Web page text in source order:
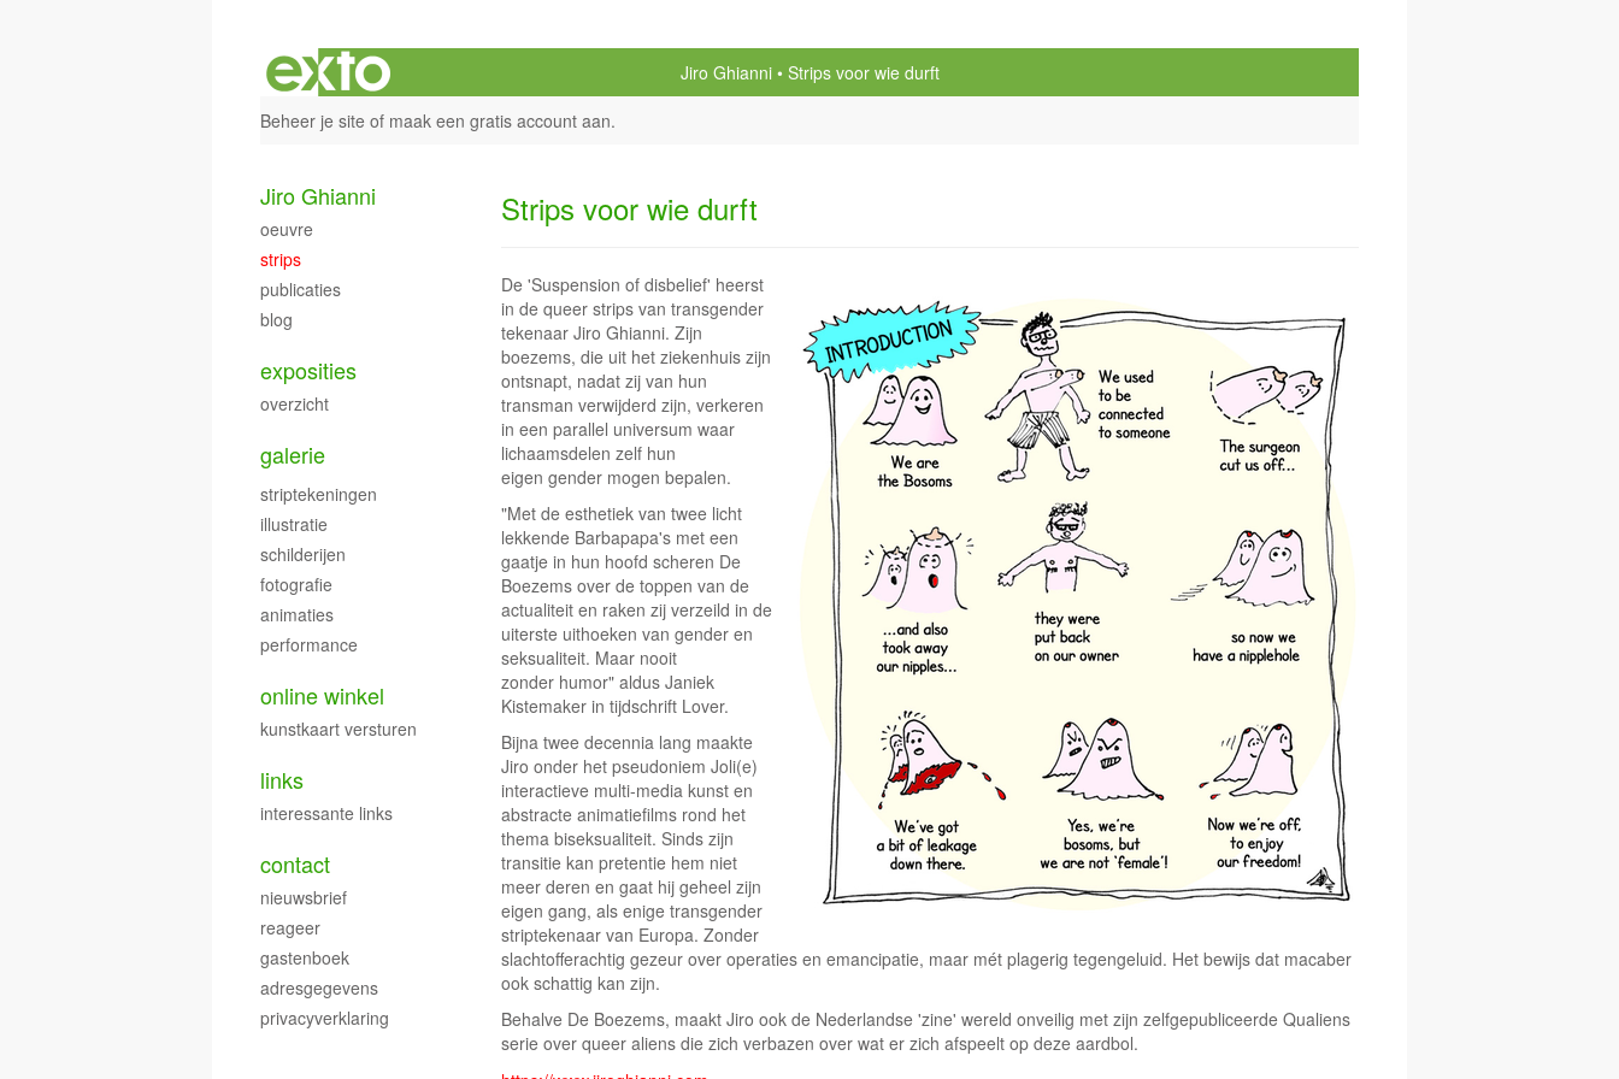
Jiro Ghianni
Strips voor wie durft
Beheer je site of maak een gratis account aan.
Strips voor wie durft
De 'Suspension of disbelief' heerst
in de queer strips van transgender
tekenaar Jiro Ghianni. Zijn
boezems, die uit het ziekenhuis zijn
ontsnapt, nadat zij van hun
transman verwijderd zijn, verkeren
in een parallel universum waar
lichaamsdelen zelf hun
eigen gender mogen bepalen.
"Met de esthetiek van twee licht
lekkende Barbapapa's met een
gaatje in hun hoofd scheren De
Boezems over de toppen van de
actualiteit en raken zij verzeild in de
uiterste uithoeken van gender en
seksualiteit. Maar nooit
zonder humor" aldus Janiek
Kistemaker in tijdschrift Lover.
Bijna twee decennia lang maakte
Jiro onder het pseudoniem Joli(e)
interactieve multi-media kunst en
abstracte animatiefilms rond het
thema biseksualiteit. Sinds zijn
transitie kan pretentie hem niet
meer deren en gaat hij geheel zijn
eigen gang, als enige transgender
striptekenaar van Europa. Zonder
slachtofferachtig gezeur over operaties en emancipatie, maar mét plagerig tegengeluid. Het bewijs dat macaber
ook schattig kan zijn.
Behalve De Boezems, maakt Jiro ook de Nederlandse 'zine' wereld onveilig met zijn zelfgepubliceerde Qualiens
serie over queer aliens die zich verbazen over wat er zich afspeelt op deze aardbol.
Jiro Ghianni
oeuvre
strips
publicaties
blog
exposities
overzicht
galerie
striptekeningen
illustratie
schilderijen
fotografie
animaties
performance
online winkel
kunstkaart versturen
links
interessante links
contact
nieuwsbrief
reageer
gastenboek
adresgegevens
privacyverklaring